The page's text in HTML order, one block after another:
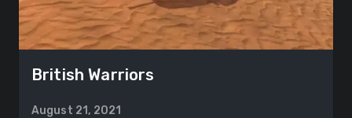
British Warriors
August 21, 2021